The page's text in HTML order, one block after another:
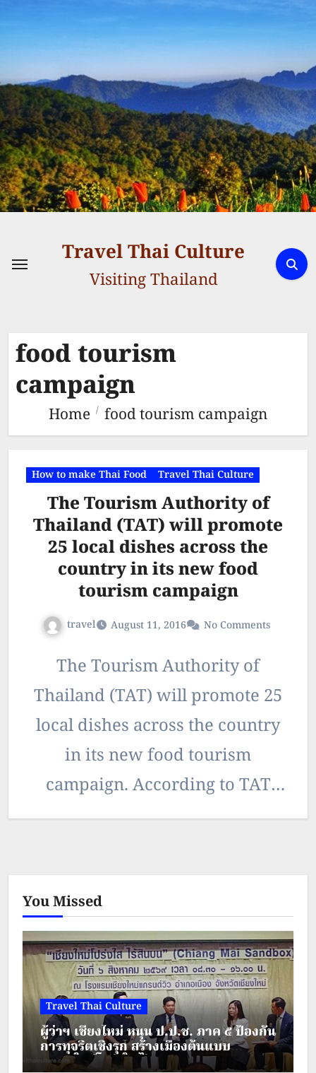
content
Travel Thai Culture
Visiting Thailand
food tourism
campaign
Home food tourism campaign
How to make Thai Food Travel Thai Culture
The Tourism Authority of
Thailand (TAT) will promote
25 local dishes across the
country in its new food
tourism campaign
travel August 11, 2016 No Comments
The Tourism Authority of
Thailand (TAT) will promote 25
local dishes across the country
in its new food tourism
campaign. According to TAT
Governor Yutthasak Suphasorn,
You Missed
Travel Thai Culture
ผู้ว่าฯ เชียงใหม่ หนุน ป.ป.ช. ภาค ๕ ป้องกัน
การทุจริตเชิงรุก สร้างเมืองต้นแบบ
“เชียงใหม่โปร่งใส ไร้สินบน”